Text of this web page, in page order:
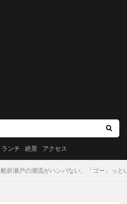
ランチ 絶景 アクセス
船折瀬戸の潮流がハンパない。「ゴー」っと